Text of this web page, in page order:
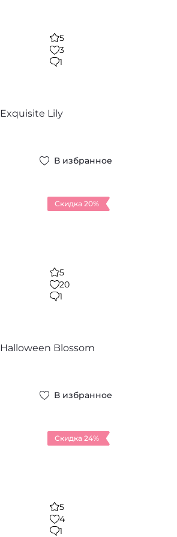
5
3
1
Exquisite Lily
В избранное
Скидка 20%
5
20
1
Halloween Blossom
В избранное
Скидка 24%
5
4
1